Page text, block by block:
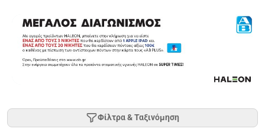
Φίλτρα & Ταξινόμηση